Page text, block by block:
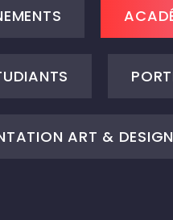
ART & DESIGN